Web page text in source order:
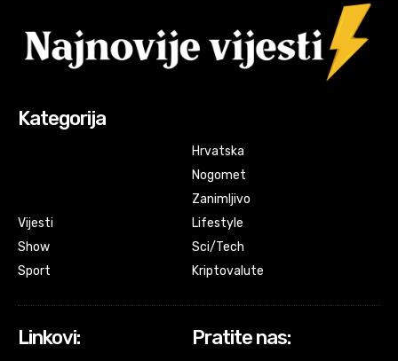
Kategorija
Vijesti
Show
Sport
Hrvatska
Nogomet
Zanimljivo
Lifestyle
Sci/Tech
Kriptovalute
Linkovi: Pratite nas: